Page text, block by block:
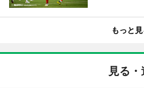
もっと
見る